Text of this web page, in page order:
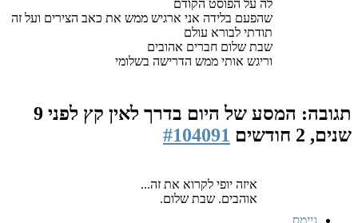
לה על הפוסט הקודם
שהפעם בלידה אני ארגיש ממש את כאב הצירים ועל זה
תודתי לבורא עולם
שבת שלום חברים אהובים
וריגש אותי ממש הדרישה בשלומי
תגובה: המסע של היום בדרך לאין קץ
לפני 9
שנים, 2 חודשים
#104091
איזה יופי לקרוא את זה...
אוהבים. שבת שלום.